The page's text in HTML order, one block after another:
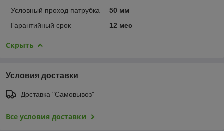
Условный проход патрубка
50 мм
Гарантийный срок
12 мес
Скрыть
Условия доставки
Доставка "Самовывоз"
Все условия доставки